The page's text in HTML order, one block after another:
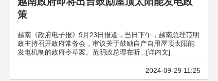
策
越南《政府电子报》9月23日报道，当日下午，越南总理范明
政主持召开政府常务会，审议关于鼓励自产自用屋顶太阳能
发电机制的政府令草案。范明政总理在听.. [详内文]
2024-09-29 11:25